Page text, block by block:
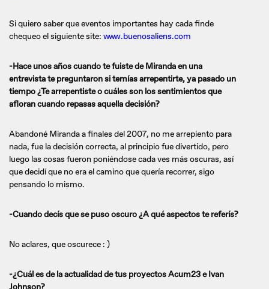
Si quiero saber que eventos importantes hay cada finde
chequeo el siguiente site: www.buenosaliens.com
-Hace unos años cuando te fuiste de Miranda en una
entrevista te preguntaron si temías arrepentirte, ya pasado un
tiempo ¿Te arrepentiste o cuáles son los sentimientos que
afloran cuando repasas aquella decisión?
Abandoné Miranda a finales del 2007, no me arrepiento para
nada, fue la decisión correcta, al principio fue divertido, pero
luego las cosas fueron poniéndose cada ves más oscuras, así
que decidí que no era el camino que quería recorrer, sigo
pensando lo mismo.
-Cuando decís que se puso oscuro ¿A qué aspectos te referís?
No aclares, que oscurece : )
-¿Cuál es de la actualidad de tus proyectos Acum23 e Ivan